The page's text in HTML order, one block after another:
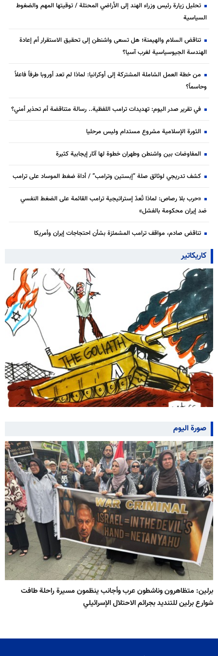
تحليل زيارة رئيس وزراء الهند إلى الأراضي المحتلة / توقيتها المهم والضغوط
السياسية
تناقض السلام والهيمنة؛ هل تسعى واشنطن إلى تحقيق الاستقرار أم إعادة
الهندسة الجيوسياسية لغرب آسيا؟
من خطة العمل الشاملة المشتركة إلى أوكرانيا: لماذا لم تعد أوروبا طرفاً فاعلاً
وحاسماً؟
في تقرير صدر اليوم: تهديدات ترامب اللفظية.. رسالة متناقضة أم تحذير أمني؟
الثورة الإسلامية مشروع مستدام وليس مرحليا
المفاوضات بين واشنطن وطهران خطوة لها آثار إيجابية كثيرة
كشف تدريجي لوثائق صلة “إبستين وترامب” / أداة ضغط الموساد على ترامب
«حرب بلا رصاص: لماذا تُعدّ إستراتيجية ترامب القائمة على الضغط النفسي
ضد إيران محكومة بالفشل»
تناقض صادم، مواقف ترامب المشمئزة بشأن احتجاجات إيران وأمريكا
كاريكاتير
صورة اليوم
برلين: متظاهرون وناشطون عرب وأجانب ينظمون مسيرة راحلة طافت
شوارع برلين للتنديد بجرائم الاحتلال الإسرائيلي